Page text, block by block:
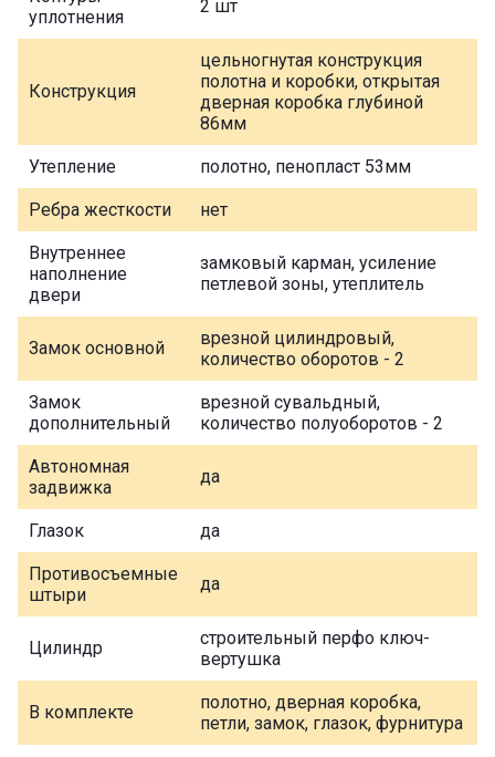
уплотнения
2 шт
Конструкция
цельногнутая конструкция
полотна и коробки, открытая
дверная коробка глубиной
86мм
Утепление полотно, пенопласт 53мм
Ребра жесткости нет
Внутреннее
наполнение
двери
замковый карман, усиление
петлевой зоны, утеплитель
Замок основной
врезной цилиндровый,
количество оборотов - 2
Замок
дополнительный
врезной сувальдный,
количество полуоборотов - 2
Автономная
задвижка
да
Глазок да
Противосъемные
штыри
да
Цилиндр
строительный перфо ключ-
вертушка
В комплекте
полотно, дверная коробка,
петли, замок, глазок, фурнитура